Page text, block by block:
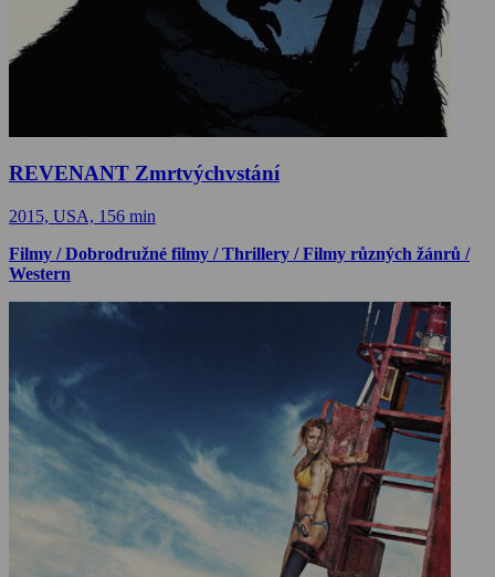
REVENANT Zmrtvýchvstání
2015, USA, 156 min
Filmy / Dobrodružné filmy / Thrillery / Filmy různých žánrů /
Western